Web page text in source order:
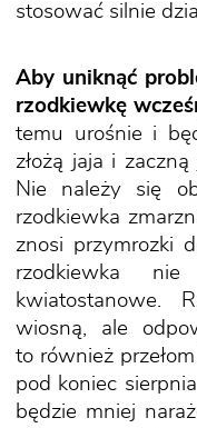
stosować silnie
Aby uniknąć
rzodkiewkę
temu urośnie i
złożą jaja i
Nie należy się
rzodkiewka
znosi przymrozki
rzodkiewka
kwiatostanowe.
wiosną, ale
to również
pod koniec
będzie mniej